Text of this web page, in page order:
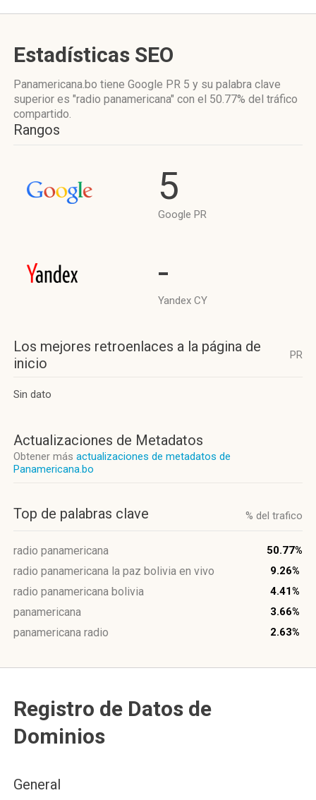
Estadísticas SEO
Panamericana.bo tiene Google PR 5 y su palabra clave
superior es "radio panamericana" con el 50.77% del tráfico
compartido.
Rangos
5
Google PR
-
Yandex CY
Los mejores retroenlaces a la página de
inicio
PR
Sin dato
Actualizaciones de Metadatos
Obtener más actualizaciones de metadatos de
Panamericana.bo
Top de palabras clave % del trafico
radio panamericana 50.77%
radio panamericana la paz bolivia en vivo 9.26%
radio panamericana bolivia 4.41%
panamericana 3.66%
panamericana radio 2.63%
Registro de Datos de
Dominios
General